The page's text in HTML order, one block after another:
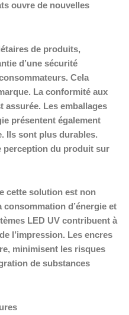
ouvre de nouvelles
de produits,
d’une sécurité
Cela
La conformité aux
assurée. Les emballages
présentent également
Ils sont plus durables.
perception du produit sur
cette solution est non
d’énergie et
LED UV contribuent à
l’impression. Les encres
minimisent les risques
de substances